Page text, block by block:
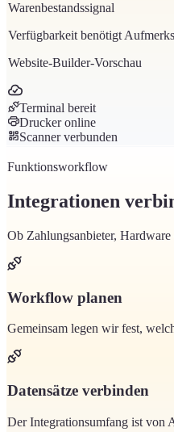
Warenbestandssignal
Verfügbarkeit benötigt
Website-Builder-Vorschau
Terminal bereit
Drucker online
Scanner verbunden
Funktionsworkflow
Integrationen
Ob Zahlungsanbieter,
Workflow planen
Gemeinsam legen wir fest,
Datensätze verbinden
Der Integrationsumfang ist von